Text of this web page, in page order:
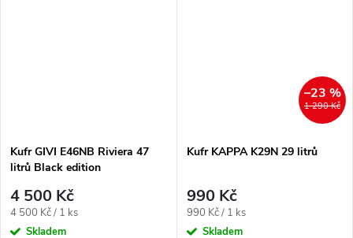
Kufr GIVI E46NB Riviera 47
litrů Black edition
4 500 Kč
Měrná
cena:
4 500 Kč / 1 ks
Skladem
1 290 Kč
–23 %
Kufr KAPPA K29N 29 litrů
990 Kč
Měrná
cena:
990 Kč / 1 ks
Skladem